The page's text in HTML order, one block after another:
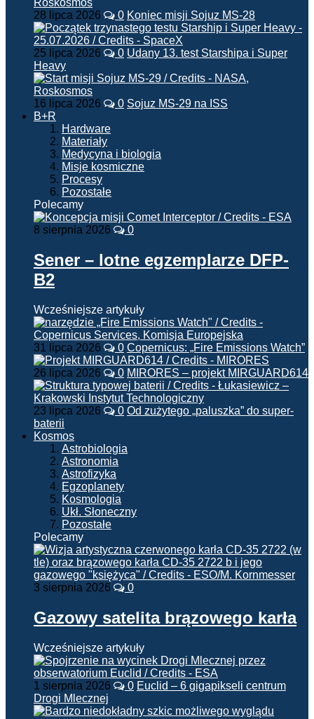
28 lipca 2026 0 Koniec misji Sojuz MS-28
25 lipca 2026 0 Udany 13. test Starshipa i Super
Heavy
16 lipca 2026 0 Sojuz MS-29 na ISS
B+R
Hardware
Materiały
Medycyna i biologia
Misje kosmiczne
Procesy
Pozostałe
Polecamy
8 sierpnia 2026 0
Sener – lotne egzemplarze DFP-
B2
Wcześniejsze artykuły
31 lipca 2026 0 Copernicus: „Fire Emissions Watch”
26 lipca 2026 0 MIRORES – projekt MIRGUARD614
23 lipca 2026 0 Od zużytego „paluszka” do super-
baterii
Kosmos
Astrobiologia
Astronomia
Astrofizyka
Egzoplanety
Kosmologia
Ukł. Słoneczny
Pozostałe
Polecamy
3 sierpnia 2026 0
Gazowy satelita brązowego karła
Wcześniejsze artykuły
1 sierpnia 2026 0 Euclid – 6 gigapikseli centrum
Drogi Mlecznej